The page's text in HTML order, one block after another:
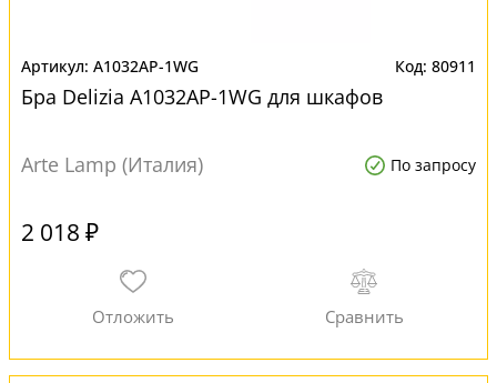
A1032AP-1WG 80911
Бра Delizia A1032AP-1WG для шкафов
Arte Lamp (Италия) По запросу
2 018 ₽